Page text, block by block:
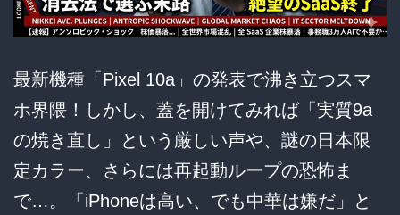
宗
教
戦
争
で
草
最新機種「Pixel 10a」の発表で沸き立つスマ
ホ界隈！しかし、蓋を開けてみれば「実質9a
の焼き直し」という厳しい声や、謎の日本限
定カラー、さらには再起動ループの恐怖ま
で…。「iPhoneは高い、でも中華は嫌だ」と